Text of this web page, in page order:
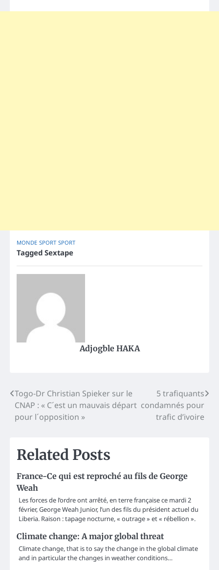
MONDE SPORT SPORT
Tagged Sextape
Adjogble HAKA
Post
navigation
Togo-Dr Christian Spieker sur le
CNAP : « C´est un mauvais départ
pour l´opposition »
5 trafiquants
condamnés pour
trafic d’ivoire
Related Posts
France-Ce qui est reproché au fils de George
Weah
Les forces de l’ordre ont arrêté, en terre française ce mardi 2
février, George Weah Junior, l’un des fils du président actuel du
Liberia. Raison : tapage nocturne, « outrage » et « rébellion ».
Climate change: A major global threat
Climate change, that is to say the change in the global climate
and in particular the changes in weather conditions…